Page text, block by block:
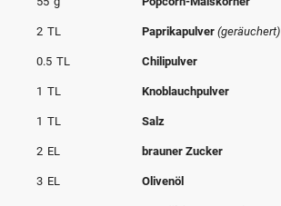
Muthgasse 2, 1190 Wien
2 TL Paprikapulver(geräuchert)
0.5 TL Chilipulver
1 TL Knoblauchpulver
1 TL Salz
2 EL brauner Zucker
3 EL Olivenöl